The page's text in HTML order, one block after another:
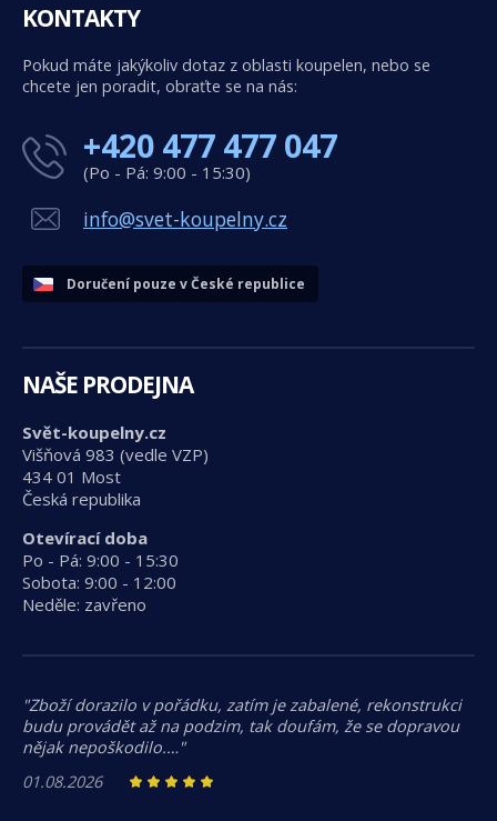
KONTAKTY
Pokud máte jakýkoliv dotaz z oblasti koupelen, nebo se
chcete jen poradit, obraťte se na nás:
+420 477 477 047
(Po - Pá: 9:00 - 15:30)
info@svet-koupelny.cz
Doručení pouze v České republice
NAŠE PRODEJNA
Svět-koupelny.cz
Višňová 983 (vedle VZP)
434 01 Most
Česká republika
Otevírací doba
Po - Pá: 9:00 - 15:30
Sobota: 9:00 - 12:00
Neděle: zavřeno
"Zboží dorazilo v pořádku, zatím je zabalené, rekonstrukci
budu provádět až na podzim, tak doufám, že se dopravou
nějak nepoškodilo.…"
01.08.2026